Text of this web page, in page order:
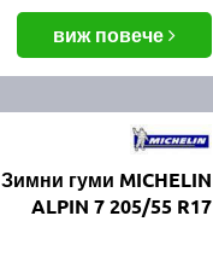
виж повече
Зимни гуми MICHELIN
ALPIN 7 205/55 R17